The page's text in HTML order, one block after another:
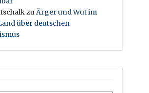
zuÄrger und Wut im
über deutschen